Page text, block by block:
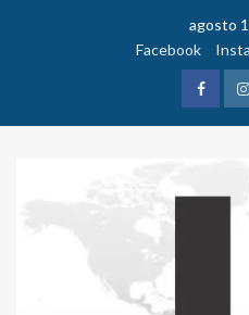
agosto
Facebook